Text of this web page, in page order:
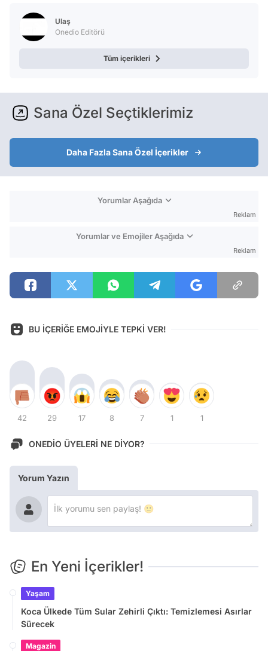
Ulaş
Onedio Editörü
Tüm içerikleri
Sana Özel Seçtiklerimiz
Daha Fazla Sana Özel İçerikler
Yorumlar Aşağıda
Reklam
Yorumlar ve Emojiler Aşağıda
Reklam
BU İÇERİĞE EMOJİYLE TEPKİ VER!
42 29 17 8 7 1 1
ONEDİO ÜYELERİ NE DİYOR?
Yorum Yazın
En Yeni İçerikler!
Yaşam
Koca Ülkede Tüm Sular Zehirli Çıktı: Temizlemesi Asırlar
Sürecek
Magazin